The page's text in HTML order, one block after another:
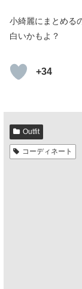
小綺麗にまとめる
白いかもよ？
+34
Outfit
コーディネート